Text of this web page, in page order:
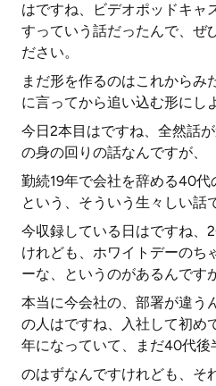
はですね、ビデオポッドキャ
すっていう話だったんで、ぜ
ださい。
まだ形を作るのはこれからみ
に言ってから追い込む形にし
今日2本目はですね、全然話
の身の回りの話なんですが、
勤続19年で会社を辞める40代
という、そういう生々しい話
今収録している日はですね、
けれども、ホワイトデーのち
ーな、というのがあるんです
本当に今会社の、部署が違う
の人はですね、入社して初め
年になっていて、まだ40代後
のはずなんですけれども、そ